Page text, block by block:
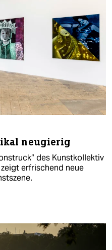
neugierig
des Kunstkollektiv
zeigt erfrischend neue